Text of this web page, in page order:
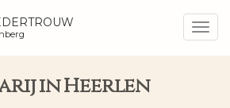
in Heerlen